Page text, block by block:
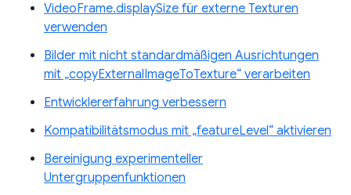
VideoFrame.displaySize für externe Texturen
verwenden
Bilder mit nicht standardmäßigen Ausrichtungen
mit „copyExternalImageToTexture“ verarbeiten
Entwicklererfahrung verbessern
Kompatibilitätsmodus mit „featureLevel“ aktivieren
Bereinigung experimenteller
Untergruppenfunktionen